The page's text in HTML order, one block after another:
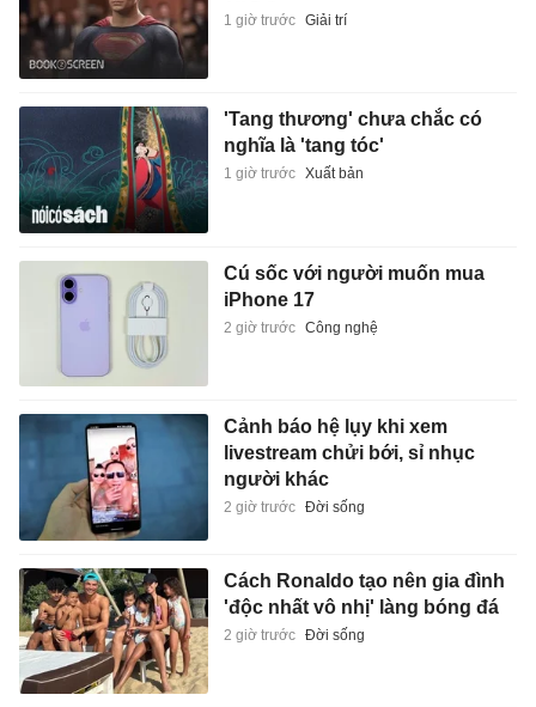
1 giờ trước Giải trí
'Tang thương' chưa chắc có
nghĩa là 'tang tóc'
1 giờ trước Xuất bản
Cú sốc với người muốn mua
iPhone 17
2 giờ trước Công nghệ
Cảnh báo hệ lụy khi xem
livestream chửi bới, sỉ nhục
người khác
2 giờ trước Đời sống
Cách Ronaldo tạo nên gia đình
'độc nhất vô nhị' làng bóng đá
2 giờ trước Đời sống